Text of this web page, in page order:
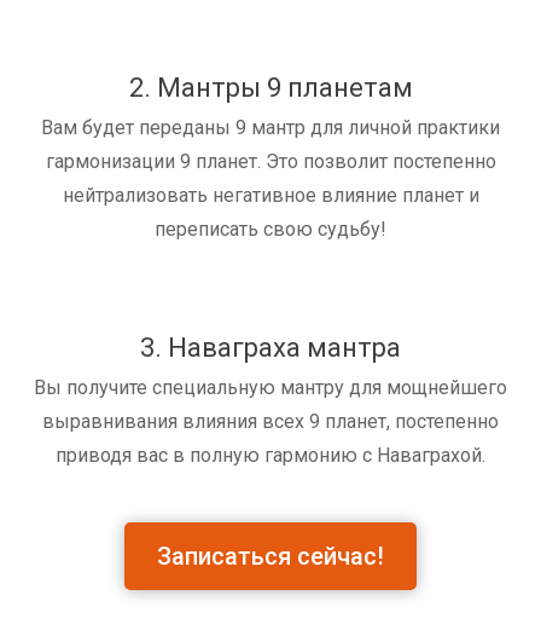
2. Мантры 9 планетам
Вам будет переданы 9 мантр для личной практики
гармонизации 9 планет. Это позволит постепенно
нейтрализовать негативное влияние планет и
переписать свою судьбу!
3. Наваграха мантра
Вы получите специальную мантру для мощнейшего
выравнивания влияния всех 9 планет, постепенно
приводя вас в полную гармонию с Наваграхой.
Записаться сейчас!